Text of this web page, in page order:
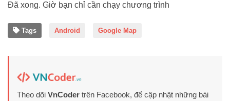
Đã xong. Giờ bạn chỉ cần chạy chương trình
Tags Android Google Map
Theo dõi VnCoder trên Facebook, để cập nhật những bài